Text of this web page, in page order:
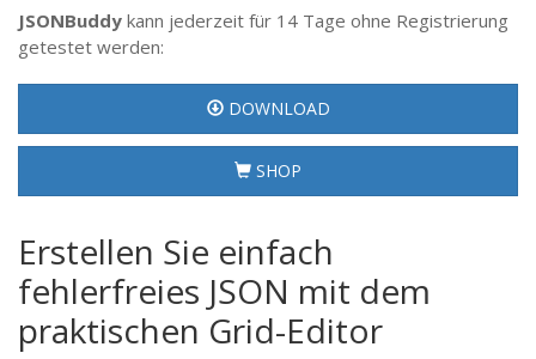
JSONBuddy kann jederzeit für 14 Tage ohne Registrierung
getestet werden:
DOWNLOAD
SHOP
Erstellen Sie einfach
fehlerfreies JSON mit dem
praktischen Grid-Editor